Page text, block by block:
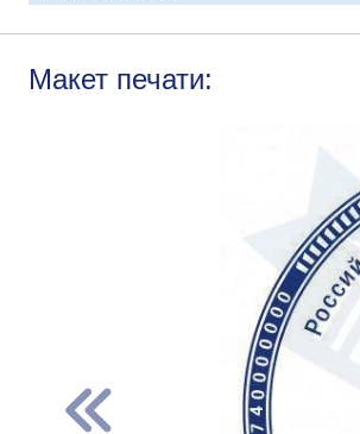
Макет печати: